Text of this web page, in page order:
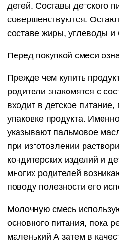
детей. Составы детского
совершенствуются.
составе жиры, углеводы и
Перед покупкой смеси
Прежде чем купить
родители знакомятся с
входит в детское
упаковке продукта.
указывают пальмовое
при изготовлении
кондитерских изделий и
многих родителей
поводу полезности его
Молочную смесь
основного питания, пока
маленький А затем в